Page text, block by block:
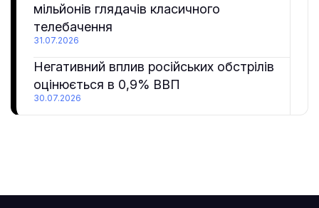
мільйонів глядачів класичного
телебачення
31.07.2026
Негативний вплив російських обстрілів
оцінюється в 0,9% ВВП
30.07.2026